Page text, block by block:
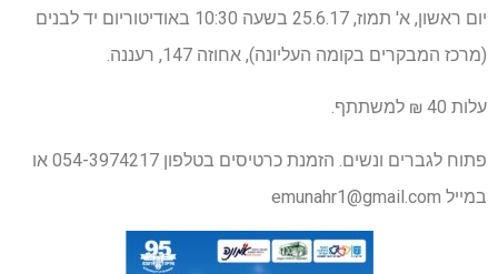
יום ראשון, א' תמוז, 25.6.17 בשעה 10:30 באודיטוריום יד לבנים
(מרכז המבקרים בקומה העליונה), אחוזה 147, רעננה.
עלות 40 ₪ למשתתף.
פתוח לגברים ונשים. הזמנת כרטיסים בטלפון 054-3974217 או
במייל emunahr1@gmail.com